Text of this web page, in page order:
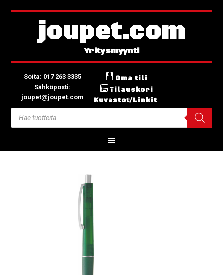
joupet.com
Soita: 017 263 3335
Sähköposti:
joupet@joupet.com
Oma tili
Tilauskori
Kuvastot/Linkit